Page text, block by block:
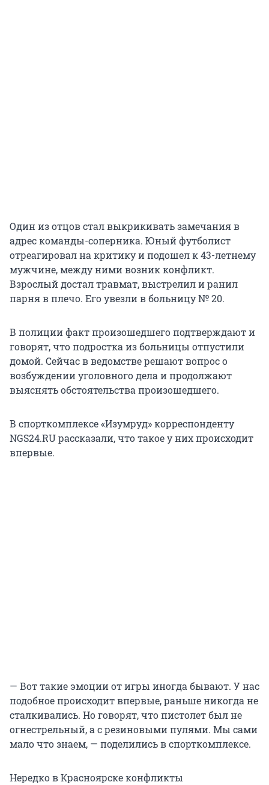
Один из отцов стал выкрикивать замечания в
адрес команды-соперника. Юный футболист
отреагировал на критику и подошел к 43-летнему
мужчине, между ними возник конфликт.
Взрослый достал травмат, выстрелил и ранил
парня в плечо. Его увезли в больницу № 20.
В полиции факт произошедшего подтверждают и
говорят, что подростка из больницы отпустили
домой. Сейчас в ведомстве решают вопрос о
возбуждении уголовного дела и продолжают
выяснять обстоятельства произошедшего.
В спорткомплексе «Изумруд» корреспонденту
NGS24.RU рассказали, что такое у них происходит
впервые.
— Вот такие эмоции от игры иногда бывают. У нас
подобное происходит впервые, раньше никогда не
сталкивались. Но говорят, что пистолет был не
огнестрельный, а с резиновыми пулями. Мы сами
мало что знаем, — поделились в спорткомплексе.
Нередко в Красноярске конфликты